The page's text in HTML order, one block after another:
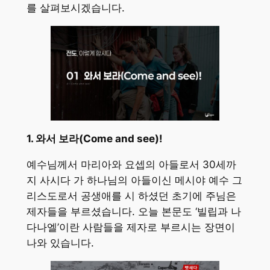
를 살펴보시겠습니다.
1. 와서 보라(Come and see)!
예수님께서 마리아와 요셉의 아들로서 30세까
지 사시다 가 하나님의 아들이신 메시야 예수 그
리스도로서 공생애를 시 하셨던 초기에 주님은
제자들을 부르셨습니다. 오늘 본문도 ‘빌립과 나
다나엘’이란 사람들을 제자로 부르시는 장면이
나와 있습니다.